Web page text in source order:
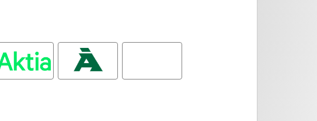
Aktia Ålandsbanken